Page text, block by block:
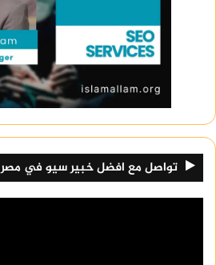
تواصل مع افضل خبير سيو في مصر